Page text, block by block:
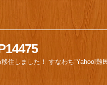
住しました！ すなわち”Yahoo!難